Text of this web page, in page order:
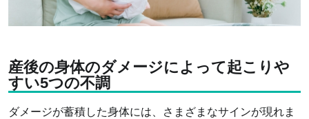
産後の身体のダメージによって起こりや
すい5つの不調
ダメージが蓄積した身体には、さまざまなサインが現れま